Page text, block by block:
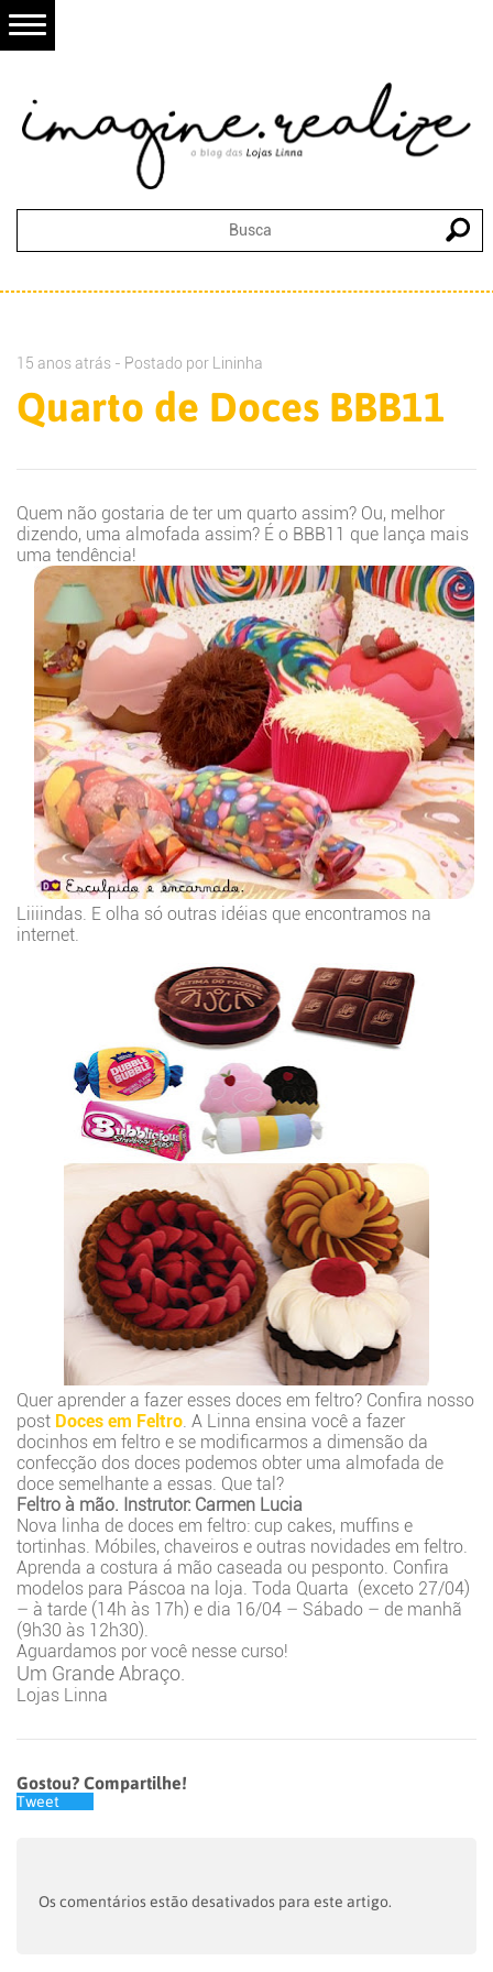
15 anos atrás - Postado por Lininha
Quarto de Doces BBB11
Quem não gostaria de ter um quarto assim? Ou, melhor
dizendo, uma almofada assim? É o BBB11 que lança mais
uma tendência!
Liiiindas. E olha só outras idéias que encontramos na
internet.
Quer aprender a fazer esses doces em feltro? Confira nosso
post Doces em Feltro . A Linna ensina você a fazer
docinhos em feltro e se modificarmos a dimensão da
confecção dos doces podemos obter uma almofada de
doce semelhante a essas. Que tal?
Feltro à mão. Instrutor: Carmen Lucia
Nova linha de doces em feltro: cup cakes, muffins e
tortinhas. Móbiles, chaveiros e outras novidades em feltro.
Aprenda a costura á mão caseada ou pesponto. Confira
modelos para Páscoa na loja. Toda Quarta (exceto 27/04)
– à tarde (14h às 17h) e dia 16/04 – Sábado – de manhã
(9h30 às 12h30).
Aguardamos por você nesse curso!
Um Grande Abraço.
Lojas Linna
Gostou? Compartilhe!
Tweet
Os comentários estão desativados para este artigo.